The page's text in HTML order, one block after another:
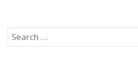
Search
for: